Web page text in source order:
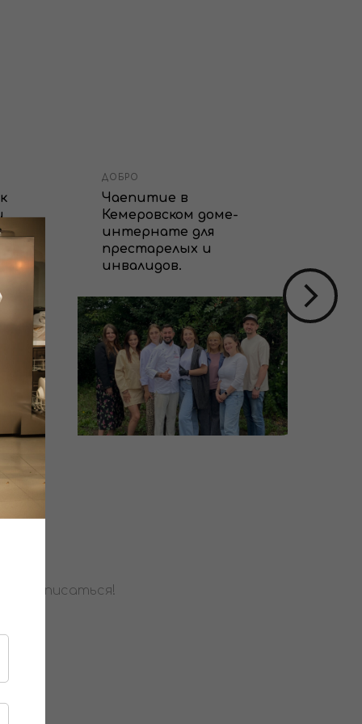
ДОБРО
Чаепитие в
Кемеровском доме-
интернате для
престарелых и
инвалидов.
записаться!